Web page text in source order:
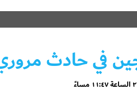
في حادث